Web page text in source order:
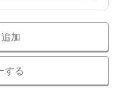
加
する